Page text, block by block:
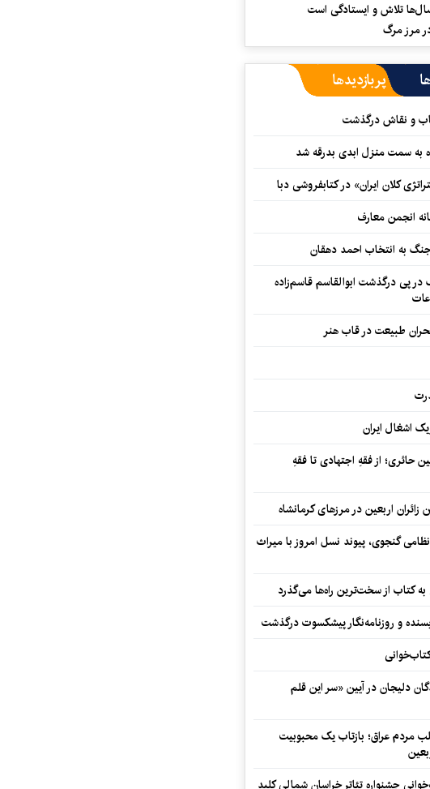
تلاش و ایستادگی است
مرز مرگ
پربازدیدها
و نقاش درگذشت
به سمت منزل ابدی بدرقه شد
کلان ایران» در کتابفروشی دبا
انجمن معارف
به انتخاب احمد دهقان
در پی درگذشت ابوالقاسم قاسم‌زاده
طبیعت در قاب هنر
اشغال ایران
حائری؛ از فقهِ اجتهادی تا فقهِ
گنجوی، پیوند نسل امروز با میراث
کتاب از سخت‌ترین راه‌ها می‌گذرد
و روزنامه‌نگار پیشکسوت درگذشت
نویسندگان دلیجان در آیین «سر این قلم
مردم عراق؛ بازتاب یک محبوبیت
جشنواره تئاتر خراسان شمالی کلید